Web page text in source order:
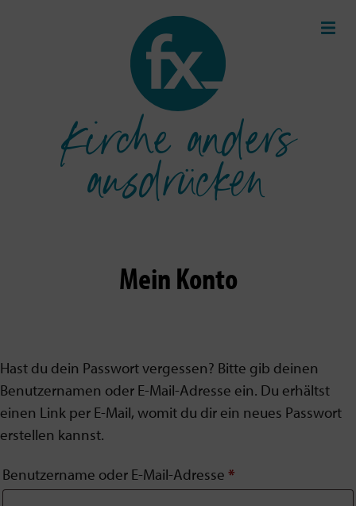
Kirche anders
ausdrücken
Mein Konto
Hast du dein Passwort vergessen? Bitte gib deinen
Benutzernamen oder E-Mail-Adresse ein. Du erhältst
einen Link per E-Mail, womit du dir ein neues Passwort
erstellen kannst.
Benutzername oder E-Mail-Adresse *